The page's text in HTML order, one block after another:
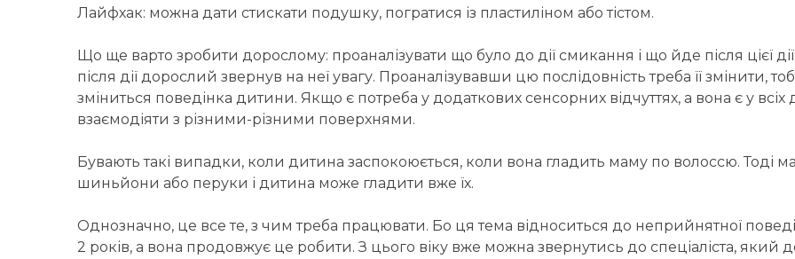
Лайфхак: можна дати стискати подушку, погратися із пластиліном або тістом.
Що ще варто зробити дорослому: проаналізувати що було до дії смикання і що йде після цієї
після дії дорослий звернув на неї увагу. Проаналізувавши цю послідовність треба її змінити,
зміниться поведінка дитини. Якщо є потреба у додаткових сенсорних відчуттях, а вона є у
взаємодіяти з різними-різними поверхнями.
Бувають такі випадки, коли дитина заспокоюється, коли вона гладить маму по волоссю. Тоді
шиньйони або перуки і дитина може гладити вже їх.
Однозначно, це все те, з чим треба працювати. Бо ця тема відноситься до неприйнятної
2 років, а вона продовжує це робити. З цього віку вже можна звернутись до спеціаліста,